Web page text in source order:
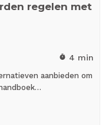
regelen met
timer 4 min
aanbieden om